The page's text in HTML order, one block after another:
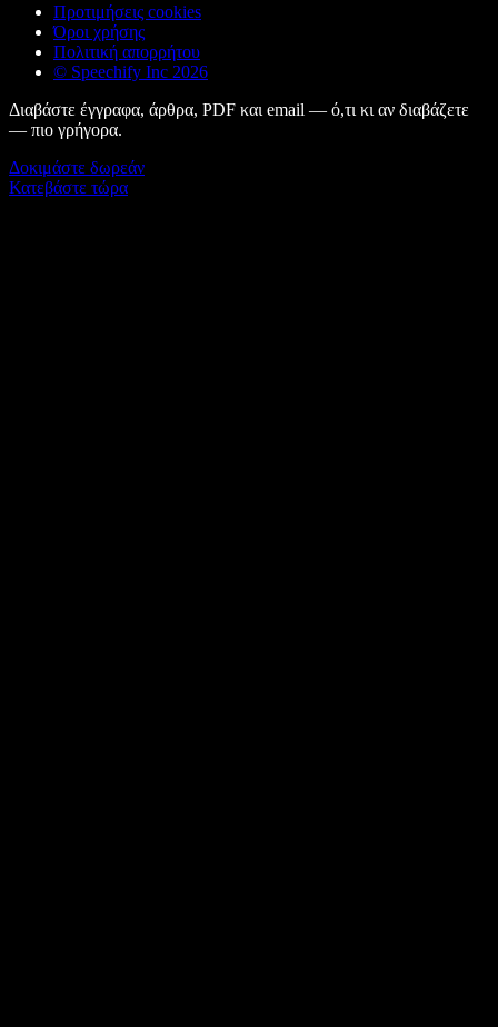
Προτιμήσεις cookies
Όροι χρήσης
Πολιτική απορρήτου
© Speechify Inc 2026
Διαβάστε έγγραφα, άρθρα, PDF και email — ό,τι κι αν διαβάζετε
— πιο γρήγορα.
Δοκιμάστε δωρεάν
Κατεβάστε τώρα